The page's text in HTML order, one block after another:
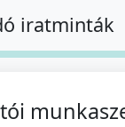
iratminták